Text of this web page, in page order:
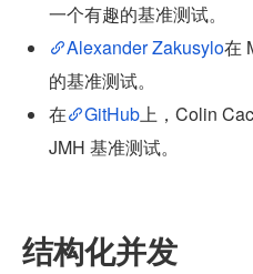
一个有趣的基准测试。
Alexander Zakusylo在
的基准测试。
在
GitHub上，Colin
JMH 基准测试。
结构化并发